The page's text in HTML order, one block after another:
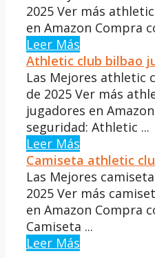
2025 Ver más
en Amazon Compra
Leer Más
Athletic club bilbao
Las Mejores athletic
de 2025 Ver más
jugadores en
seguridad: Athletic ...
Leer Más
Camiseta athletic
Las Mejores
2025 Ver más
en Amazon Compra
Camiseta ...
Leer Más